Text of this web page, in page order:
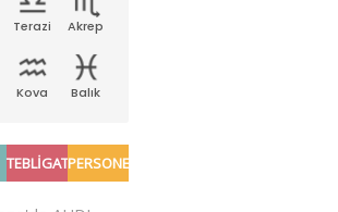
Terazi Akrep
Kova Balık